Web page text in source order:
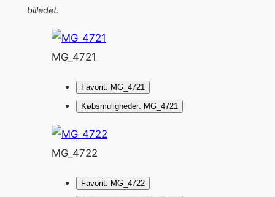
billedet.
MG_4721
Favorit: MG_4721
Købsmuligheder: MG_4721
MG_4722
Favorit: MG_4722